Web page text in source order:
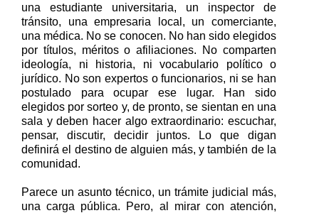
una estudiante universitaria, un inspector de
tránsito, una empresaria local, un comerciante,
una médica. No se conocen. No han sido elegidos
por títulos, méritos o afiliaciones. No comparten
ideología, ni historia, ni vocabulario político o
jurídico. No son expertos o funcionarios, ni se han
postulado para ocupar ese lugar. Han sido
elegidos por sorteo y, de pronto, se sientan en una
sala y deben hacer algo extraordinario: escuchar,
pensar, discutir, decidir juntos. Lo que digan
definirá el destino de alguien más, y también de la
comunidad.
Parece un asunto técnico, un trámite judicial más,
una carga pública. Pero, al mirar con atención,